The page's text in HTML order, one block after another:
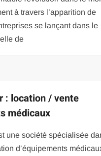
à travers l’apparition de
se lançant dans le
de
: location / vente
médicaux
une société spécialisée
d’équipements